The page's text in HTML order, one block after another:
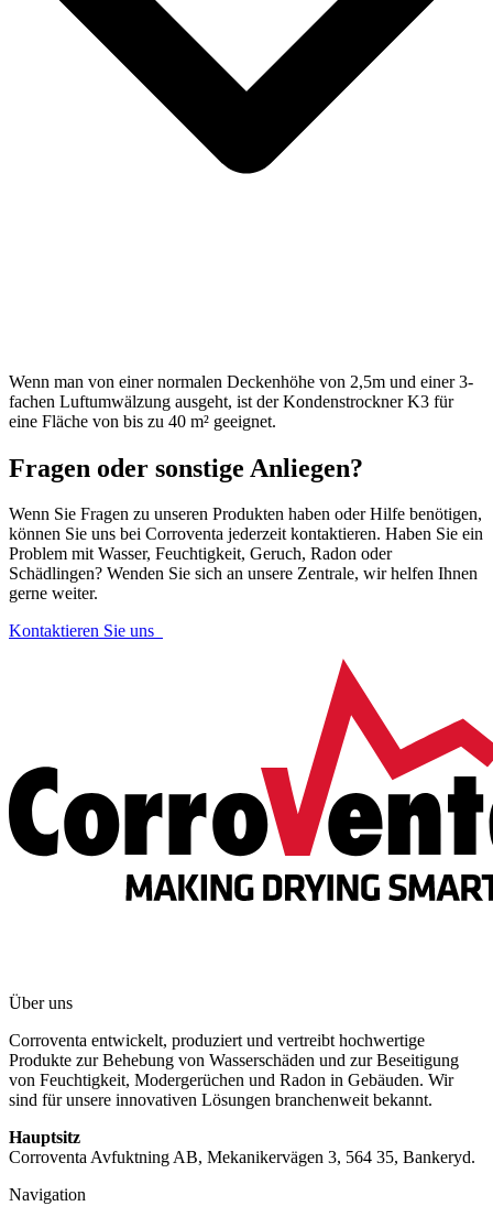
Wenn man von einer normalen Deckenhöhe von 2,5m und einer 3-
fachen Luftumwälzung ausgeht, ist der Kondenstrockner K3 für
eine Fläche von bis zu 40 m² geeignet.
Fragen oder sonstige Anliegen?
Wenn Sie Fragen zu unseren Produkten haben oder Hilfe benötigen,
können Sie uns bei Corroventa jederzeit kontaktieren. Haben Sie ein
Problem mit Wasser, Feuchtigkeit, Geruch, Radon oder
Schädlingen? Wenden Sie sich an unsere Zentrale, wir helfen Ihnen
gerne weiter.
Kontaktieren Sie uns
Über uns
Corroventa entwickelt, produziert und vertreibt hochwertige
Produkte zur Behebung von Wasserschäden und zur Beseitigung
von Feuchtigkeit, Modergerüchen und Radon in Gebäuden. Wir
sind für unsere innovativen Lösungen branchenweit bekannt.
Hauptsitz
Corroventa Avfuktning AB, Mekanikervägen 3, 564 35, Bankeryd.
Navigation